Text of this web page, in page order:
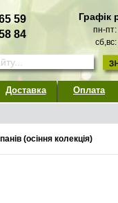
59
84
Графік
пн-
Доставка Оплата
(осіння колекція)